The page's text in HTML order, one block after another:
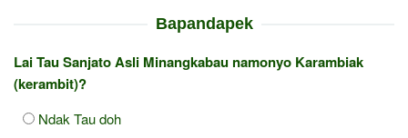
Bapandapek
Lai Tau Sanjato Asli Minangkabau namonyo Karambiak
(kerambit)?
Ndak Tau doh